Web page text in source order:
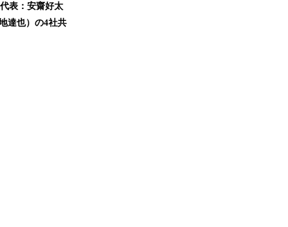
表：安齋好太
達也）の4社共